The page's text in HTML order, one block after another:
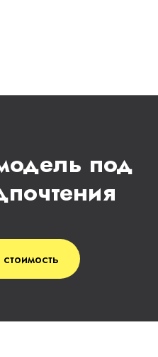
под
стоимость